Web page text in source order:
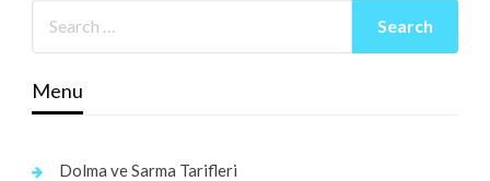
Menu
Dolma ve Sarma Tarifleri